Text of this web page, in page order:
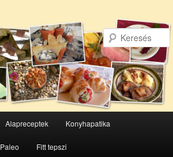
Alapreceptek Konyhapatika
Paleo Fitt tepszi